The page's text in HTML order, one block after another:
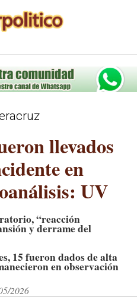
llevados
en
UV
“reacción
y derrame del
15 fueron dados de alta
en observación
2026